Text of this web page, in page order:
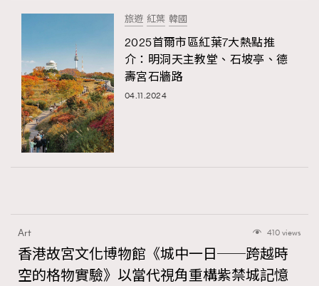
旅遊 紅葉 韓國
2025首爾市區紅葉7大熱點推
介：明洞天主教堂、石坡亭、德
壽宮石牆路
04.11.2024
Art 410 views
香港故宮文化博物館《城中一日──跨越時
空的格物實驗》以當代視角重構紫禁城記憶